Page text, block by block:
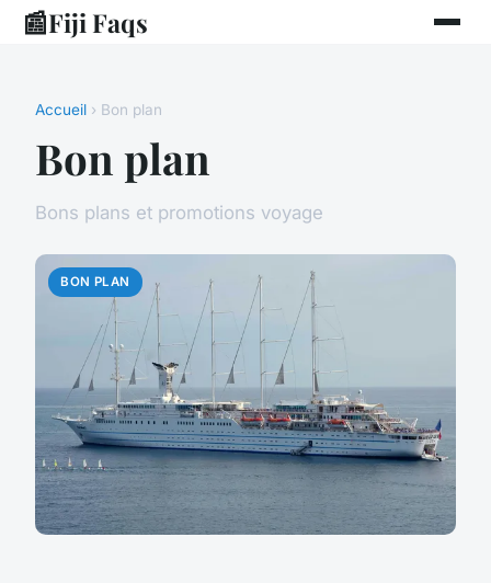
📰Fiji Faqs
Accueil › Bon plan
Bon plan
Bons plans et promotions voyage
BON PLAN